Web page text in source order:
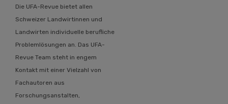
Die UFA-Revue bietet allen
Schweizer Landwirtinnen und
Landwirten individuelle berufliche
Problemlösungen an. Das UFA-
Revue Team steht in engem
Kontakt mit einer Vielzahl von
Fachautoren aus
Forschungsanstalten,